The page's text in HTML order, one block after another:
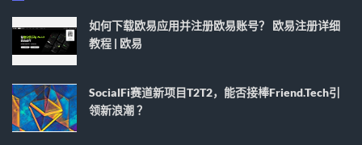
如何下载欧易应用并注册欧易账号？ 欧易注册详细
教程 | 欧易
SocialFi赛道新项目T2T2，能否接棒Friend.tech引
领新浪潮 ？